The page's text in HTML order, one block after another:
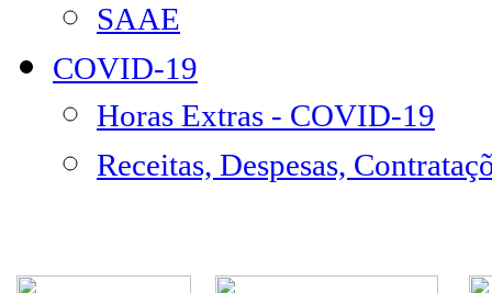
SAAE
COVID-19
Horas Extras - COVID-19
Receitas, Despesas,